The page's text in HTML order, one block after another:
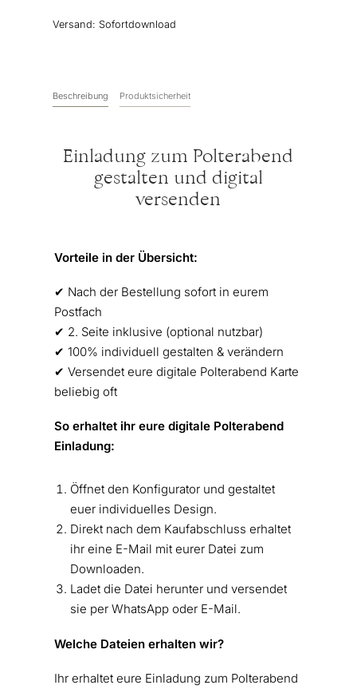
Menge
Versand: Sofortdownload
Beschreibung Produktsicherheit
Einladung zum Polterabend
gestalten und digital
versenden
Vorteile in der Übersicht:
✔︎ Nach der Bestellung sofort in eurem
Postfach
✔︎ 2. Seite inklusive (optional nutzbar)
✔︎ 100% individuell gestalten & verändern
✔︎ Versendet eure digitale Polterabend Karte
beliebig oft
So erhaltet ihr eure digitale Polterabend
Einladung:
Öffnet den Konfigurator und gestaltet
euer individuelles Design.
Direkt nach dem Kaufabschluss erhaltet
ihr eine E-Mail mit eurer Datei zum
Downloaden.
Ladet die Datei herunter und versendet
sie per WhatsApp oder E-Mail.
Welche Dateien erhalten wir?
Ihr erhaltet eure Einladung zum Polterabend